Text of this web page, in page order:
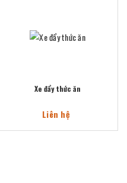
Xe đẩy thức ăn
Liên hệ